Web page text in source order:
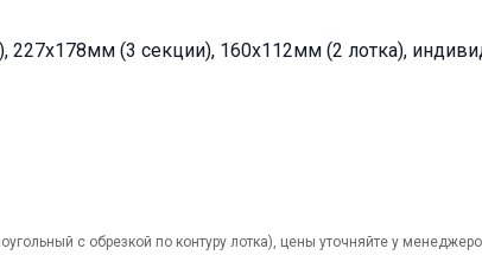
(3 секции), 160х112мм (2 лотка),
с обрезкой по контуру лотка), цены уточняйте у